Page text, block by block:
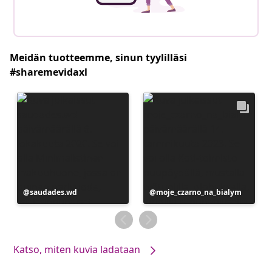
Meidän tuotteemme, sinun tyylilläsi
#sharemevidaxl
Julkaissut
saudades.wd Julkaissut
moje_czarno_na_bialym
Katso, miten kuvia ladataan